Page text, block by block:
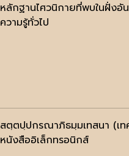
หลักฐานไศวนิกายที่พบในฝั่งอั
ความรู้ทั่วไป
สตฺตปฺปกรณาภิธมฺมเทสนา (
หนังสืออิเล็กทรอนิกส์